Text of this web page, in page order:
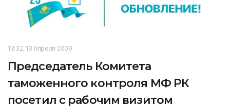
13:32, 13 Апреля 2009
Председатель Комитета
таможенного контроля МФ РК
посетил с рабочим визитом